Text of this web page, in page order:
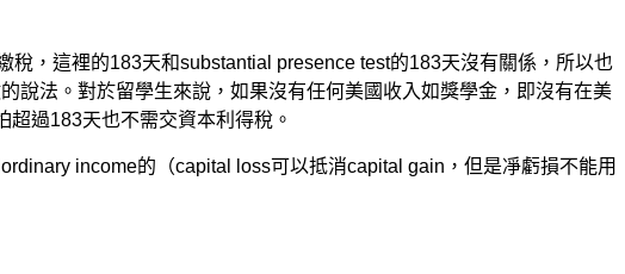
稅，這裡的183天和substantial presence test的183天沒有關係，所以也
說法。對於留學生來說，如果沒有任何美國收入如獎學金，即沒有在美
超過183天也不需交資本利得稅。
income的（capital loss可以抵消capital gain，但是凈虧損不能用